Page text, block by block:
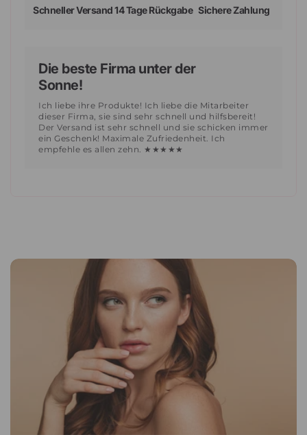
Schneller Versand14 Tage Rückgabe Sichere Zahlung
Die beste Firma unter der
Sonne!
Ich liebe ihre Produkte! Ich liebe die Mitarbeiter
dieser Firma, sie sind sehr schnell und hilfsbereit!
Der Versand ist sehr schnell und sie schicken immer
ein Geschenk! Maximale Zufriedenheit. Ich
empfehle es allen zehn. ★★★★★